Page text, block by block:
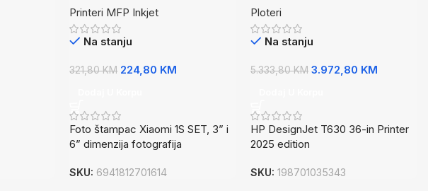
Printeri MFP Inkjet
Na stanju
321,80KM 224,80 KM
Foto štampac Xiaomi 1S SET, 3” i
6” dimenzija fotografija
SKU: 6941812701614
Ploteri
Na stanju
5.333,80KM 3.972,80 KM
HP DesignJet T630 36-in Printer
2025 edition
SKU:198701035343